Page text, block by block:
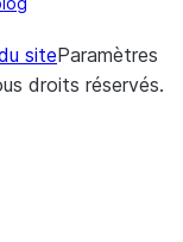
siteParamètres
droits réservés.